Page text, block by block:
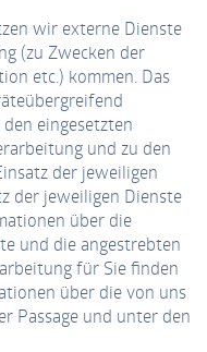
wir externe Dienste
(zu Zwecken der
etc.) kommen. Das
eingesetzten
und zu den
der jeweiligen
der jeweiligen Dienste
über die
und die angestrebten
für Sie finden
über die von uns
Passage und unter den